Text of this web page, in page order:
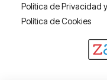
Política de Privacidad
Política de Cookies